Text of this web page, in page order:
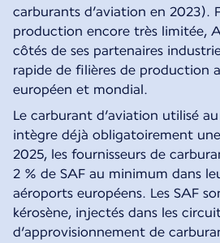
carburants d’aviation en 2023).
production encore très limitée,
côtés de ses partenaires
rapide de filières de production
européen et mondial.
Le carburant d’aviation utilisé
intègre déjà obligatoirement
2025, les fournisseurs de
2 % de SAF au minimum dans
aéroports européens. Les SAF
kérosène, injectés dans les
d’approvisionnement de